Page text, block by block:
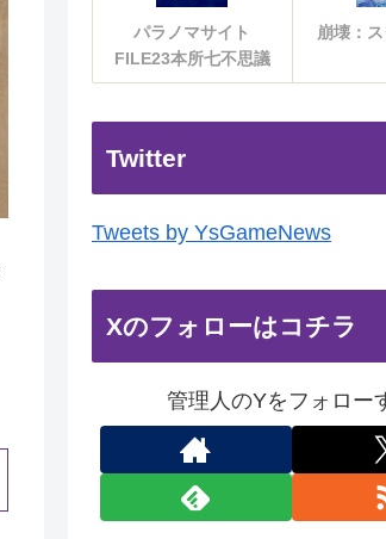
パラノマサイト
FILE23本所七不思議
崩壊：
Twitter
Tweets by YsGameNews
Xのフォローはコチラ
管理人のYをフォロー